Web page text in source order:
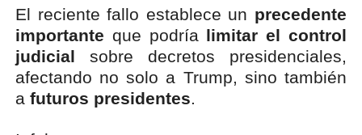
El reciente fallo establece un precedente
importante que podría limitar el control
judicial sobre decretos presidenciales,
afectando no solo a Trump, sino también
a futuros presidentes.